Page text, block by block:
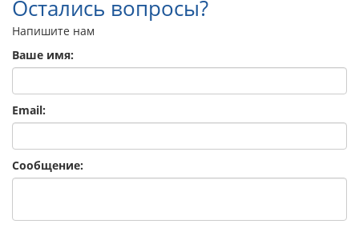
Сообщение:
Ознакомлен с
данных
Отправить